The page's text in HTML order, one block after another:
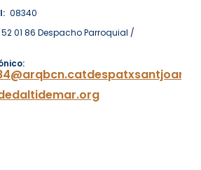
08340
52 01 86 Despacho Parroquial /